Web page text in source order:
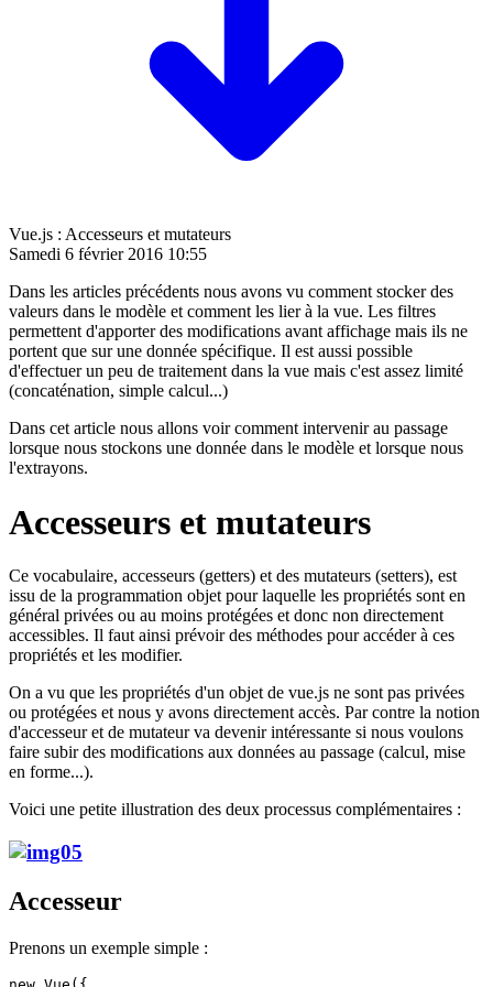
Vue.js : Accesseurs et mutateurs
Samedi 6 février 2016 10:55
Dans les articles précédents nous avons vu comment stocker des
valeurs dans le modèle et comment les lier à la vue. Les filtres
permettent d'apporter des modifications avant affichage mais ils ne
portent que sur une donnée spécifique. Il est aussi possible
d'effectuer un peu de traitement dans la vue mais c'est assez limité
(concaténation, simple calcul...)
Dans cet article nous allons voir comment intervenir au passage
lorsque nous stockons une donnée dans le modèle et lorsque nous
l'extrayons.
Accesseurs et mutateurs
Ce vocabulaire, accesseurs (getters) et des mutateurs (setters), est
issu de la programmation objet pour laquelle les propriétés sont en
général privées ou au moins protégées et donc non directement
accessibles. Il faut ainsi prévoir des méthodes pour accéder à ces
propriétés et les modifier.
On a vu que les propriétés d'un objet de vue.js ne sont pas privées
ou protégées et nous y avons directement accès. Par contre la notion
d'accesseur et de mutateur va devenir intéressante si nous voulons
faire subir des modifications aux données au passage (calcul, mise
en forme...).
Voici une petite illustration des deux processus complémentaires :
Accesseur
Prenons un exemple simple :